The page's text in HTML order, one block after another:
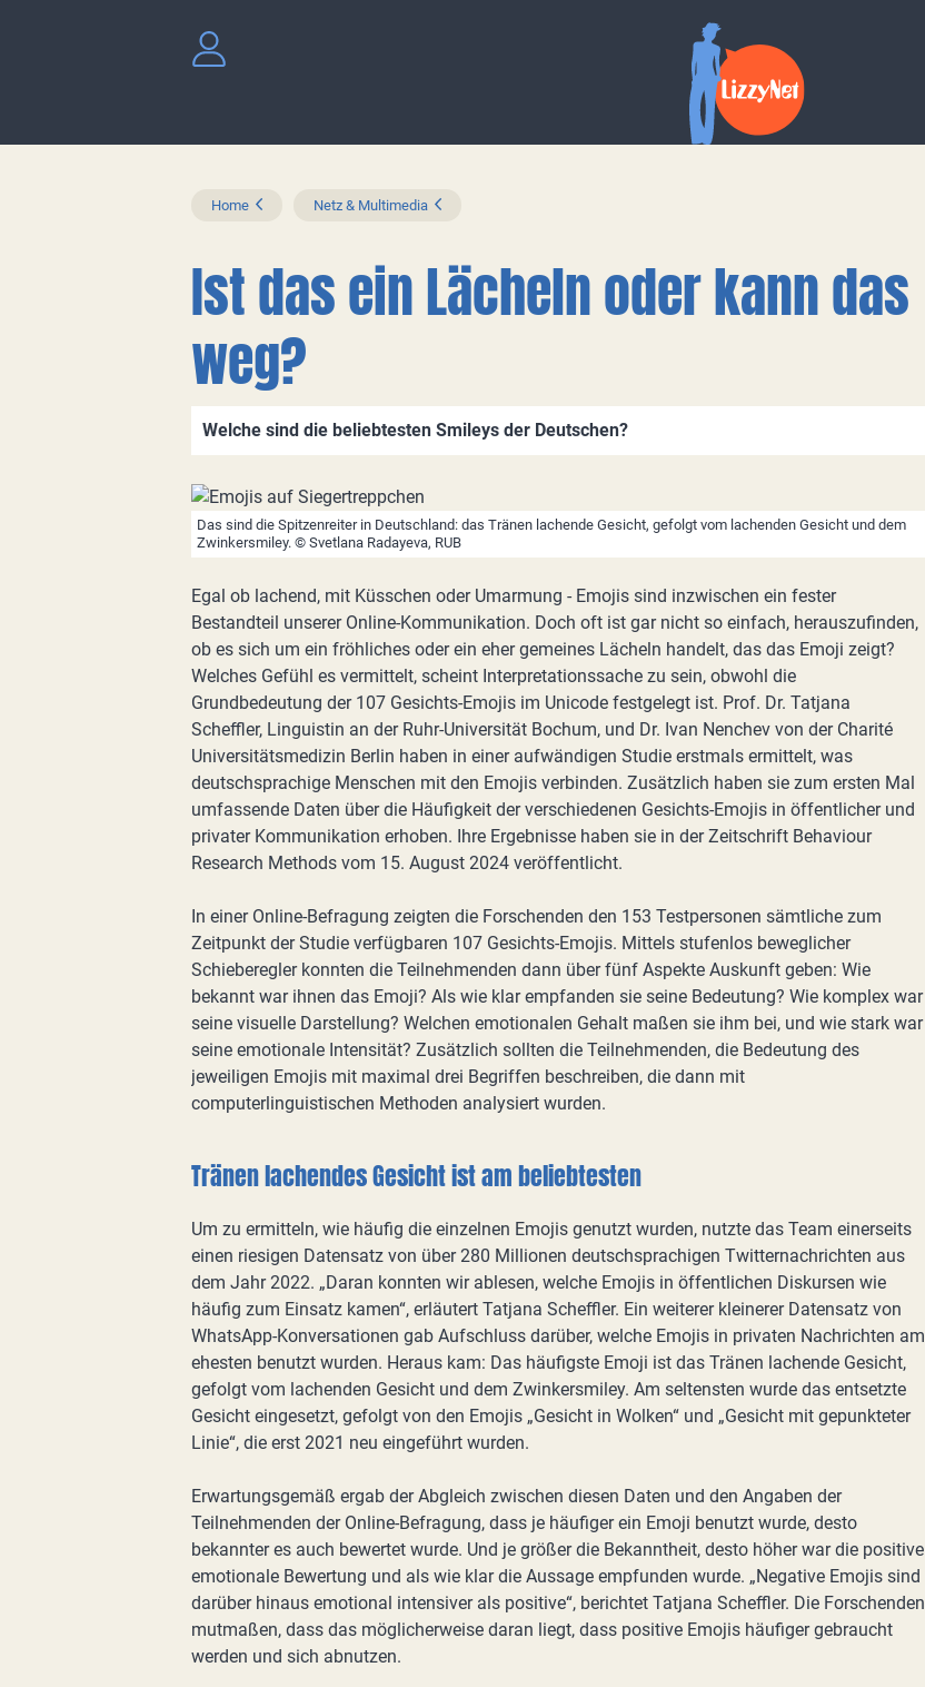
Home Netz & Multimedia
Ist das ein Lächeln oder kann das
weg?
Welche sind die beliebtesten Smileys der Deutschen?
Das sind die Spitzenreiter in Deutschland: das Tränen lachende Gesicht, gefolgt vom lachenden Gesicht und dem
Zwinkersmiley. © Svetlana Radayeva, RUB
Egal ob lachend, mit Küsschen oder Umarmung - Emojis sind inzwischen ein fester
Bestandteil unserer Online-Kommunikation. Doch oft ist gar nicht so einfach, herauszufinden,
ob es sich um ein fröhliches oder ein eher gemeines Lächeln handelt, das das Emoji zeigt?
Welches Gefühl es vermittelt, scheint Interpretationssache zu sein, obwohl die
Grundbedeutung der 107 Gesichts-Emojis im Unicode festgelegt ist. Prof. Dr. Tatjana
Scheffler, Linguistin an der Ruhr-Universität Bochum, und Dr. Ivan Nenchev von der Charité
Universitätsmedizin Berlin haben in einer aufwändigen Studie erstmals ermittelt, was
deutschsprachige Menschen mit den Emojis verbinden. Zusätzlich haben sie zum ersten Mal
umfassende Daten über die Häufigkeit der verschiedenen Gesichts-Emojis in öffentlicher und
privater Kommunikation erhoben. Ihre Ergebnisse haben sie in der Zeitschrift Behaviour
Research Methods vom 15. August 2024 veröffentlicht.
In einer Online-Befragung zeigten die Forschenden den 153 Testpersonen sämtliche zum
Zeitpunkt der Studie verfügbaren 107 Gesichts-Emojis. Mittels stufenlos beweglicher
Schieberegler konnten die Teilnehmenden dann über fünf Aspekte Auskunft geben: Wie
bekannt war ihnen das Emoji? Als wie klar empfanden sie seine Bedeutung? Wie komplex war
seine visuelle Darstellung? Welchen emotionalen Gehalt maßen sie ihm bei, und wie stark war
seine emotionale Intensität? Zusätzlich sollten die Teilnehmenden, die Bedeutung des
jeweiligen Emojis mit maximal drei Begriffen beschreiben, die dann mit
computerlinguistischen Methoden analysiert wurden.
Tränen lachendes Gesicht ist am beliebtesten
Um zu ermitteln, wie häufig die einzelnen Emojis genutzt wurden, nutzte das Team einerseits
einen riesigen Datensatz von über 280 Millionen deutschsprachigen Twitternachrichten aus
dem Jahr 2022. „Daran konnten wir ablesen, welche Emojis in öffentlichen Diskursen wie
häufig zum Einsatz kamen“, erläutert Tatjana Scheffler. Ein weiterer kleinerer Datensatz von
WhatsApp-Konversationen gab Aufschluss darüber, welche Emojis in privaten Nachrichten am
ehesten benutzt wurden. Heraus kam: Das häufigste Emoji ist das Tränen lachende Gesicht,
gefolgt vom lachenden Gesicht und dem Zwinkersmiley. Am seltensten wurde das entsetzte
Gesicht eingesetzt, gefolgt von den Emojis „Gesicht in Wolken“ und „Gesicht mit gepunkteter
Linie“, die erst 2021 neu eingeführt wurden.
Erwartungsgemäß ergab der Abgleich zwischen diesen Daten und den Angaben der
Teilnehmenden der Online-Befragung, dass je häufiger ein Emoji benutzt wurde, desto
bekannter es auch bewertet wurde. Und je größer die Bekanntheit, desto höher war die positive
emotionale Bewertung und als wie klar die Aussage empfunden wurde. „Negative Emojis sind
darüber hinaus emotional intensiver als positive“, berichtet Tatjana Scheffler. Die Forschenden
mutmaßen, dass das möglicherweise daran liegt, dass positive Emojis häufiger gebraucht
werden und sich abnutzen.